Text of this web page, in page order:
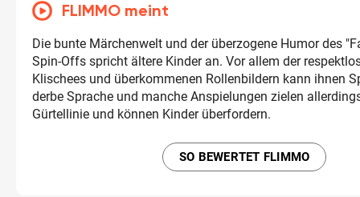
FLIMMO meint
Die bunte Märchenwelt und der überzogene Humor des
Spin-Offs spricht ältere Kinder an. Vor allem der
Klischees und überkommenen Rollenbildern kann ihnen
derbe Sprache und manche Anspielungen zielen
Gürtellinie und können Kinder überfordern.
SO BEWERTET FLIMMO